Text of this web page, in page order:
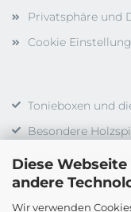
Diese
andere
Wir verwenden
Privatsphäre und
Cookie
Tonieboxen und
Besondere
Duplo, LEGO,